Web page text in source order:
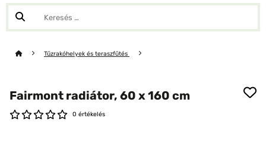
Tűzrakóhelyek és teraszfűtés
Fairmont radiátor, 60 x 160 cm
0 értékelés